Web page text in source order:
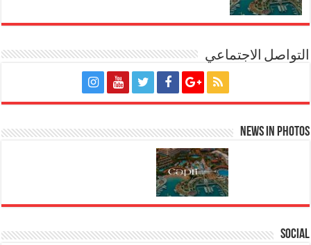
التواصل الاجتماعي
News in Photos
Social